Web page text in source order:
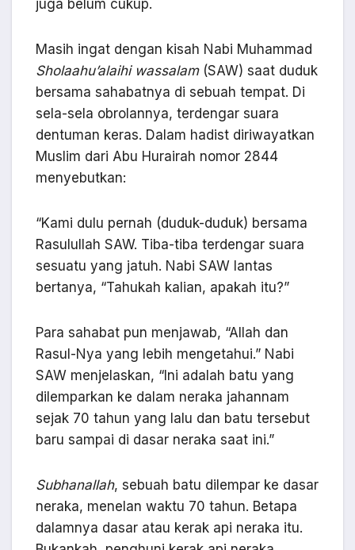
juga belum cukup.
Masih ingat dengan kisah Nabi Muhammad
Sholaahu’alaihi wassalam(SAW) saat duduk
bersama sahabatnya di sebuah tempat. Di
sela-sela obrolannya, terdengar suara
dentuman keras. Dalam hadist diriwayatkan
Muslim dari Abu Hurairah nomor 2844
menyebutkan:
“Kami dulu pernah (duduk-duduk) bersama
Rasulullah SAW. Tiba-tiba terdengar suara
sesuatu yang jatuh. Nabi SAW lantas
bertanya, “Tahukah kalian, apakah itu?”
Para sahabat pun menjawab, “Allah dan
Rasul-Nya yang lebih mengetahui.” Nabi
SAW menjelaskan, “Ini adalah batu yang
dilemparkan ke dalam neraka jahannam
sejak 70 tahun yang lalu dan batu tersebut
baru sampai di dasar neraka saat ini.”
Subhanallah, sebuah batu dilempar ke dasar
neraka, menelan waktu 70 tahun. Betapa
dalamnya dasar atau kerak api neraka itu.